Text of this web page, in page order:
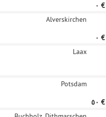
‏٠ €
Alverskirchen
‏٠ €
Laax
Potsdam
‏٥٠ €